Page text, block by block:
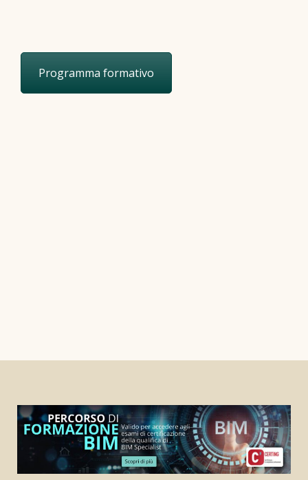
Programma formativo